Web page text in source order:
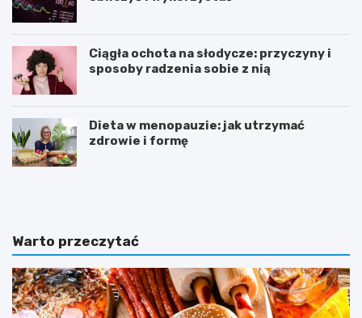
Ciągła ochota na słodycze: przyczyny i
sposoby radzenia sobie z nią
Dieta w menopauzie: jak utrzymać
zdrowie i formę
J
w
i
n
n
a
Z
e
o
d
ż
y
Warto przeczytać